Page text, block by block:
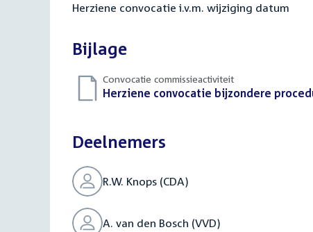
Herziene convocatie i.v.m. wijziging datum
Bijlage
Convocatie commissieactiviteit
Download
Herziene convocatie bijzondere
Deelnemers
R.W. Knops (CDA)
A. van den Bosch (VVD)